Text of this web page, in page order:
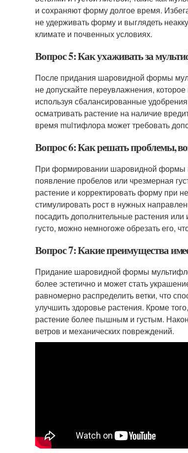
и сохраняют форму долгое время.
не удерживать форму и выглядеть
климате и почвенных условиях.
Вопрос 5: Как ухаживать за
После придания шаровидной формы
не допускайте переувлажнения,
используя сбалансированные
осматривать растение на наличие
время mulтифлора может требовать
Вопрос 6: Как решать проблемы,
При формировании шаровидной формы
появление пробелов или чрезмерная
растение и корректировать форму при
стимулировать рост в нужных
посадить дополнительные растения
густо, можно немногоже обрезать его,
Вопрос 7: Какие преимущества
Придание шаровидной формы
более эстетично и может стать
равномерно распределить ветки, что
улучшить здоровье растения. Кроме
растение более пышным и густым.
ветров и механических повреждений.